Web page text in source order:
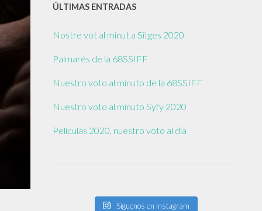
ÚLTIMAS ENTRADAS
Nostre vot al minut a Sitges 2020
Palmarés de la 68SSIFF
Nuestro voto al minuto de la 68SSIFF
Nuestro voto al minuto Syfy 2020
Películas 2020, nuestro voto al día
Síguenos en Instagram